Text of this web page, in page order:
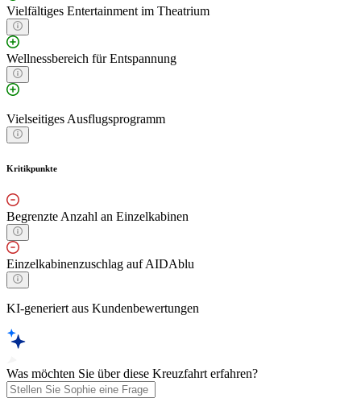
Vielfältiges Entertainment im Theatrium
Wellnessbereich für Entspannung
Vielseitiges Ausflugsprogramm
Kritikpunkte
Begrenzte Anzahl an Einzelkabinen
Einzelkabinenzuschlag auf AIDAblu
KI-generiert aus Kundenbewertungen
Was möchten Sie über diese Kreuzfahrt erfahren?